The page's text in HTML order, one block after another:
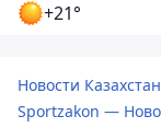
+21°
Новости
Sportzakon —